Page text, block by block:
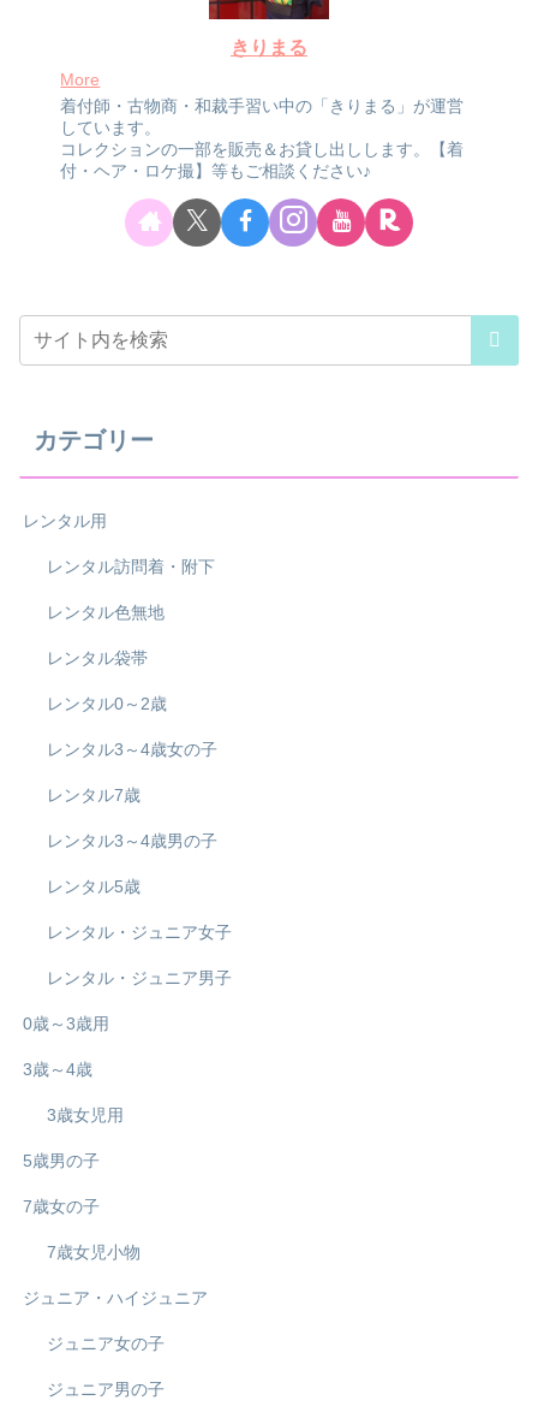
きりまる
More
着付師・古物商・和裁手習い中の「きりまる」が運営
しています。
コレクションの一部を販売＆お貸し出しします。【着
付・ヘア・ロケ撮】等もご相談ください♪
カテゴリー
レンタル用
レンタル訪問着・附下
レンタル色無地
レンタル袋帯
レンタル0～2歳
レンタル3～4歳女の子
レンタル7歳
レンタル3～4歳男の子
レンタル5歳
レンタル・ジュニア女子
レンタル・ジュニア男子
0歳～3歳用
3歳～4歳
3歳女児用
5歳男の子
7歳女の子
7歳女児小物
ジュニア・ハイジュニア
ジュニア女の子
ジュニア男の子